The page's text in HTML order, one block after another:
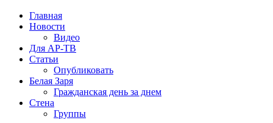
Главная
Новости
Видео
Для АР-ТВ
Статьи
Опубликовать
Белая Заря
Гражданская день за днем
Стена
Группы